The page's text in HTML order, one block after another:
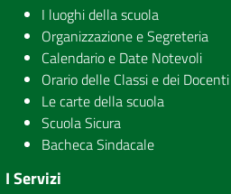
I luoghi della scuola
Organizzazione e Segreteria
Calendario e Date Notevoli
Orario delle Classi e dei Docenti
Le carte della scuola
Scuola Sicura
Bacheca Sindacale
I Servizi